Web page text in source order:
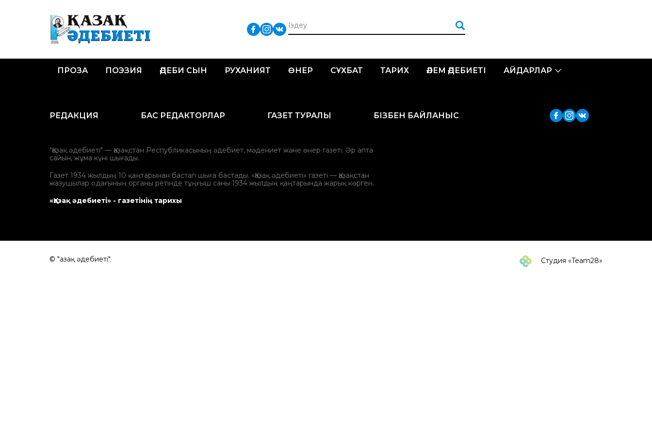
ПРОЗА ПОЭЗИЯ ӘДЕБИ СЫН РУХАНИЯТ ӨНЕР СҰХБАТ ТАРИХ ӘЛЕМ ӘДЕБИЕТІ АЙДАРЛАР
РЕДАКЦИЯ БАС РЕДАКТОРЛАР ГАЗЕТ ТУРАЛЫ БІЗБЕН БАЙЛАНЫС
"Қазақ әдебиеті" — Қазақстан Республикасының әдебиет, мәдениет және өнер газеті. Әр апта
сайын, жұма күні шығады.
Газет 1934 жылдың 10 қаңтарынан бастап шыға бастады. «Қазақ әдебиеті» газеті — Қазақстан
жазушылар одағының органы ретінде тұңғыш саны 1934 жылдың қаңтарында жарық көрген.
«Қазақ әдебиеті» - газетінің тарихы
© "Қазақ әдебиеті". Студия «Team28»